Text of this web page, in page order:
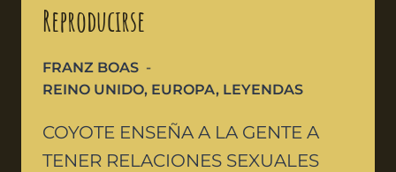
Reproducirse
FRANZ BOAS
REINO UNIDO, EUROPA, LEYENDAS
COYOTE ENSEÑA A LA GENTE A
TENER RELACIONES SEXUALES